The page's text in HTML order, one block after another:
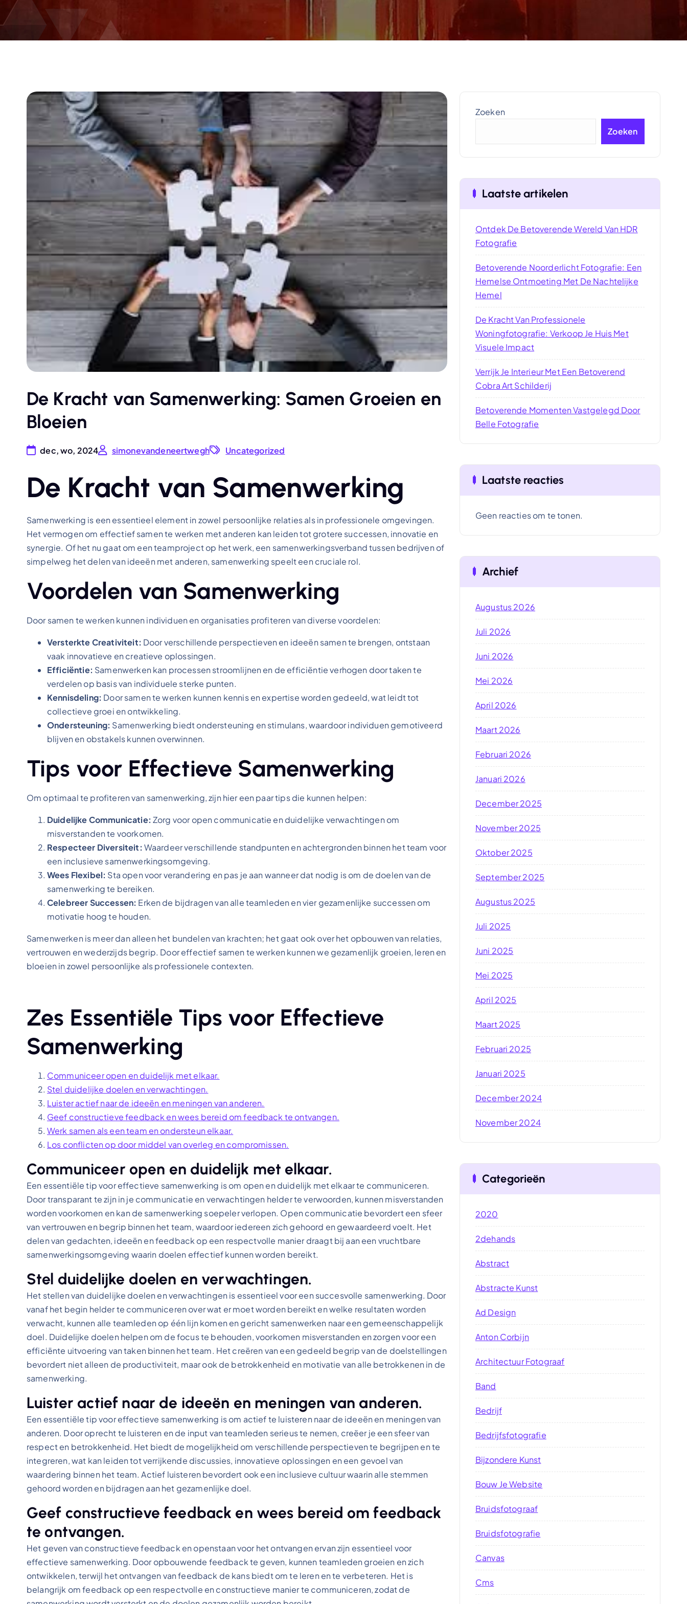
De Kracht van Samenwerking: Samen Groeien en
Bloeien
dec, wo, 2024 simonevandeneertwegh Uncategorized
De Kracht van Samenwerking
Samenwerking is een essentieel element in zowel persoonlijke relaties als in professionele omgevingen.
Het vermogen om effectief samen te werken met anderen kan leiden tot grotere successen, innovatie en
synergie. Of het nu gaat om een teamproject op het werk, een samenwerkingsverband tussen bedrijven of
simpelweg het delen van ideeën met anderen, samenwerking speelt een cruciale rol.
Voordelen van Samenwerking
Door samen te werken kunnen individuen en organisaties profiteren van diverse voordelen:
Versterkte Creativiteit: Door verschillende perspectieven en ideeën samen te brengen, ontstaan
vaak innovatieve en creatieve oplossingen.
Efficiëntie: Samenwerken kan processen stroomlijnen en de efficiëntie verhogen door taken te
verdelen op basis van individuele sterke punten.
Kennisdeling: Door samen te werken kunnen kennis en expertise worden gedeeld, wat leidt tot
collectieve groei en ontwikkeling.
Ondersteuning: Samenwerking biedt ondersteuning en stimulans, waardoor individuen gemotiveerd
blijven en obstakels kunnen overwinnen.
Tips voor Effectieve Samenwerking
Om optimaal te profiteren van samenwerking, zijn hier een paar tips die kunnen helpen:
Duidelijke Communicatie: Zorg voor open communicatie en duidelijke verwachtingen om
misverstanden te voorkomen.
Respecteer Diversiteit: Waardeer verschillende standpunten en achtergronden binnen het team voor
een inclusieve samenwerkingsomgeving.
Wees Flexibel: Sta open voor verandering en pas je aan wanneer dat nodig is om de doelen van de
samenwerking te bereiken.
Celebreer Successen: Erken de bijdragen van alle teamleden en vier gezamenlijke successen om
motivatie hoog te houden.
Samenwerken is meer dan alleen het bundelen van krachten; het gaat ook over het opbouwen van relaties,
vertrouwen en wederzijds begrip. Door effectief samen te werken kunnen we gezamenlijk groeien, leren en
bloeien in zowel persoonlijke als professionele contexten.
Zes Essentiële Tips voor Effectieve
Samenwerking
Communiceer open en duidelijk met elkaar.
Stel duidelijke doelen en verwachtingen.
Luister actief naar de ideeën en meningen van anderen.
Geef constructieve feedback en wees bereid om feedback te ontvangen.
Werk samen als een team en ondersteun elkaar.
Los conflicten op door middel van overleg en compromissen.
Communiceer open en duidelijk met elkaar.
Een essentiële tip voor effectieve samenwerking is om open en duidelijk met elkaar te communiceren.
Door transparant te zijn in je communicatie en verwachtingen helder te verwoorden, kunnen misverstanden
worden voorkomen en kan de samenwerking soepeler verlopen. Open communicatie bevordert een sfeer
van vertrouwen en begrip binnen het team, waardoor iedereen zich gehoord en gewaardeerd voelt. Het
delen van gedachten, ideeën en feedback op een respectvolle manier draagt bij aan een vruchtbare
samenwerkingsomgeving waarin doelen effectief kunnen worden bereikt.
Stel duidelijke doelen en verwachtingen.
Het stellen van duidelijke doelen en verwachtingen is essentieel voor een succesvolle samenwerking. Door
vanaf het begin helder te communiceren over wat er moet worden bereikt en welke resultaten worden
verwacht, kunnen alle teamleden op één lijn komen en gericht samenwerken naar een gemeenschappelijk
doel. Duidelijke doelen helpen om de focus te behouden, voorkomen misverstanden en zorgen voor een
efficiënte uitvoering van taken binnen het team. Het creëren van een gedeeld begrip van de doelstellingen
bevordert niet alleen de productiviteit, maar ook de betrokkenheid en motivatie van alle betrokkenen in de
samenwerking.
Luister actief naar de ideeën en meningen van anderen.
Een essentiële tip voor effectieve samenwerking is om actief te luisteren naar de ideeën en meningen van
anderen. Door oprecht te luisteren en de input van teamleden serieus te nemen, creëer je een sfeer van
respect en betrokkenheid. Het biedt de mogelijkheid om verschillende perspectieven te begrijpen en te
integreren, wat kan leiden tot verrijkende discussies, innovatieve oplossingen en een gevoel van
waardering binnen het team. Actief luisteren bevordert ook een inclusieve cultuur waarin alle stemmen
gehoord worden en bijdragen aan het gezamenlijke doel.
Geef constructieve feedback en wees bereid om feedback
te ontvangen.
Het geven van constructieve feedback en openstaan voor het ontvangen ervan zijn essentieel voor
effectieve samenwerking. Door opbouwende feedback te geven, kunnen teamleden groeien en zich
ontwikkelen, terwijl het ontvangen van feedback de kans biedt om te leren en te verbeteren. Het is
belangrijk om feedback op een respectvolle en constructieve manier te communiceren, zodat de
Zoeken
Zoeken
Laatste artikelen
Ontdek De Betoverende Wereld Van HDR
Fotografie
Betoverende Noorderlicht Fotografie: Een
Hemelse Ontmoeting Met De Nachtelijke
Hemel
De Kracht Van Professionele
Woningfotografie: Verkoop Je Huis Met
Visuele Impact
Verrijk Je Interieur Met Een Betoverend
Cobra Art Schilderij
Betoverende Momenten Vastgelegd Door
Belle Fotografie
Laatste reacties
Geen reacties om te tonen.
Archief
Augustus 2026
Juli 2026
Juni 2026
Mei 2026
April 2026
Maart 2026
Februari 2026
Januari 2026
December 2025
November 2025
Oktober 2025
September 2025
Augustus 2025
Juli 2025
Juni 2025
Mei 2025
April 2025
Maart 2025
Februari 2025
Januari 2025
December 2024
November 2024
Categorieën
2020
2dehands
Abstract
Abstracte Kunst
Ad Design
Anton Corbijn
Architectuur Fotograaf
Band
Bedrijf
Bedrijfsfotografie
Bijzondere Kunst
Bouw Je Website
Bruidsfotograaf
Bruidsfotografie
Canvas
Cms